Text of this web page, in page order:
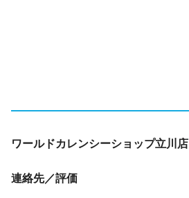
ワールドカレンシーショップ立川店
連絡先／評価